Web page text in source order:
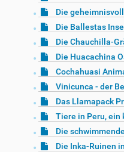
Die
Die Ballestas
Die Chauchilla-
Die Huacachina
Cochahuasi
Vinicunca - der
Das Llamapack
Tiere in Peru, ein
Die
Die Inka-Ruinen